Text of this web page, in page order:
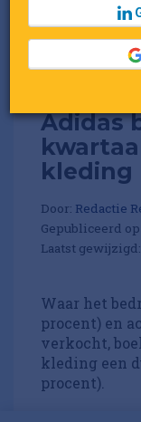
Adidas
kleding
Door: Redactie
Gepubliceerd op
Laatst
Waar het
procent) en
verkocht,
kleding een
procent).